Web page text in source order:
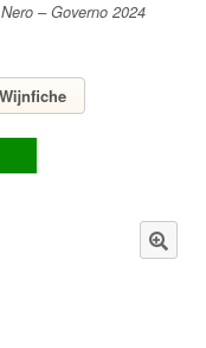
– Governo 2024
Wijnfiche